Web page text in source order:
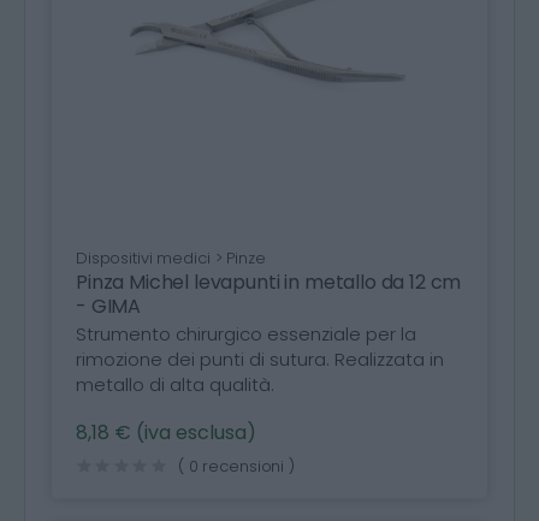
Dispositivi medici > Pinze
Pinza Michel levapunti in metallo da 12 cm
- GIMA
Strumento chirurgico essenziale per la
rimozione dei punti di sutura. Realizzata in
metallo di alta qualità.
8,18 € (iva esclusa)
( 0 recensioni )